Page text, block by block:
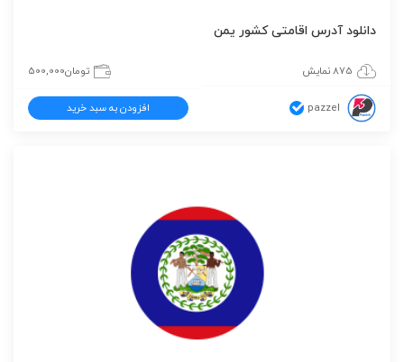
دانلود آدرس اقامتی کشور یمن
875 نمایش تومان500,000
pazzel افزودن به سبد خرید